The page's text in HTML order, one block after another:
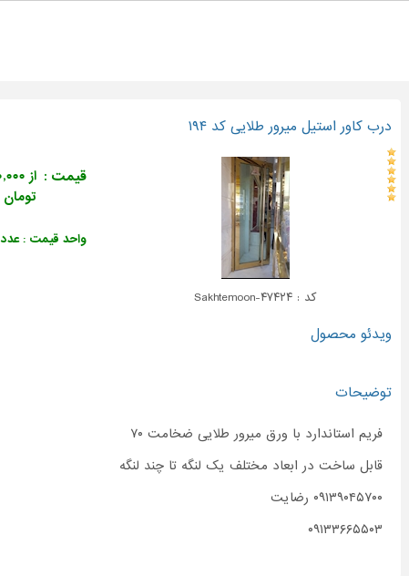
درب کاور استیل میرور طلایی کد ۱۹۴
کد : Sakhtemoon-۴۷۴۲۴
قیمت :
تومان
واحد قیمت : عدد
ویدئو محصول
توضیحات
فریم استاندارد با ورق میرور طلایی ضخامت ۷۰
قابل ساخت در ابعاد مختلف یک لنگه تا چند لنگه
۰۹۱۳۹۰۴۵۷۰۰ رضایت
۰۹۱۳۳۶۶۵۵۰۳